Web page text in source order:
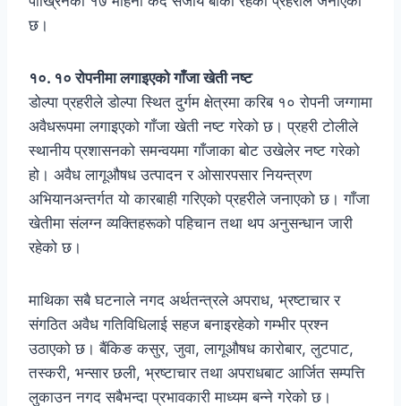
छ।
१०. १० रोपनीमा लगाइएको गाँजा खेती नष्ट
डोल्पा प्रहरीले डोल्पा स्थित दुर्गम क्षेत्रमा करिब १० रोपनी जग्गामा
अवैधरूपमा लगाइएको गाँजा खेती नष्ट गरेको छ। प्रहरी टोलीले
स्थानीय प्रशासनको समन्वयमा गाँजाका बोट उखेलेर नष्ट गरेको
हो। अवैध लागूऔषध उत्पादन र ओसारपसार नियन्त्रण
अभियानअन्तर्गत यो कारबाही गरिएको प्रहरीले जनाएको छ। गाँजा
खेतीमा संलग्न व्यक्तिहरूको पहिचान तथा थप अनुसन्धान जारी
रहेको छ।
माथिका सबै घटनाले नगद अर्थतन्त्रले अपराध, भ्रष्टाचार र
संगठित अवैध गतिविधिलाई सहज बनाइरहेको गम्भीर प्रश्न
उठाएको छ। बैंकिङ कसुर, जुवा, लागूऔषध कारोबार, लुटपाट,
तस्करी, भन्सार छली, भ्रष्टाचार तथा अपराधबाट आर्जित सम्पत्ति
लुकाउन नगद सबैभन्दा प्रभावकारी माध्यम बन्ने गरेको छ।